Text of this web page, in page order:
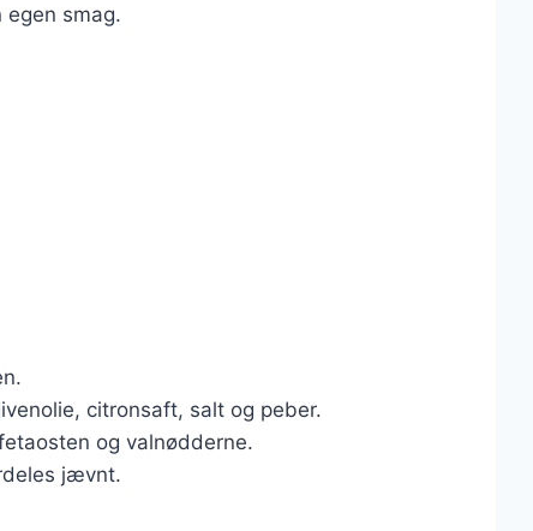
smag.
citronsaft, salt og peber.
og valnødderne.
jævnt.